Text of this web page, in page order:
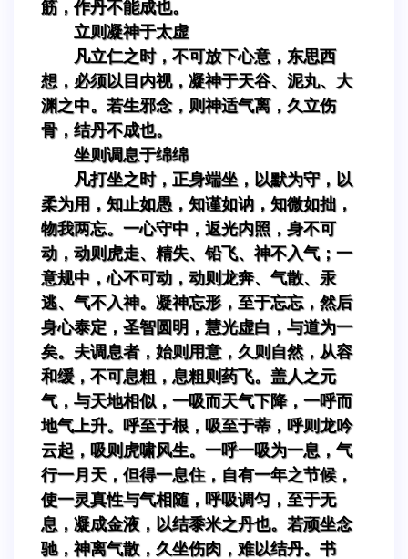
筋，作丹不能成也。
立则凝神于太虚
凡立仁之时，不可放下心意，东思西
想，必须以目内视，凝神于天谷、泥丸、大
渊之中。若生邪念，则神适气离，久立伤
骨，结丹不成也。
坐则调息于绵绵
凡打坐之时，正身端坐，以默为守，以
柔为用，知止如愚，知谨如讷，知微如拙，
物我两忘。一心守中，返光内照，身不可
动，动则虎走、精失、铅飞、神不入气；一
意规中，心不可动，动则龙奔、气散、汞
逃、气不入神。凝神忘形，至于忘忘，然后
身心泰定，圣智圆明，慧光虚白，与道为一
矣。夫调息者，始则用意，久则自然，从容
和缓，不可息粗，息粗则药飞。盖人之元
气，与天地相似，一吸而天气下降，一呼而
地气上升。呼至于根，吸至于蒂，呼则龙吟
云起，吸则虎啸风生。一呼一吸为一息，气
行一月天，但得一息住，自有一年之节候，
使一灵真性与气相随，呼吸调匀，至于无
息，凝成金液，以结黍米之丹也。若顽坐念
驰，神离气散，久坐伤肉，难以结丹。书